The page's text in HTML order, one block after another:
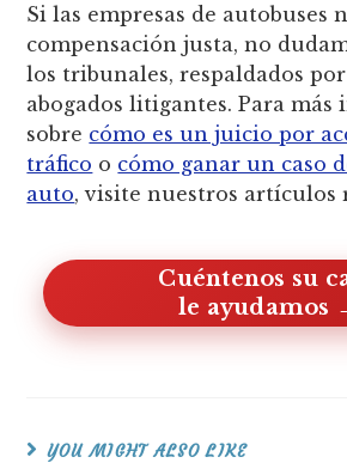
Si las empresas de autobuses
compensación justa, no
los tribunales, respaldados
abogados litigantes. Para más
sobre cómo es un juicio por
tráfico o cómo ganar un caso
auto, visite nuestros artículos
Cuéntenos su caso, le
YOU MIGHT ALSO LIKE